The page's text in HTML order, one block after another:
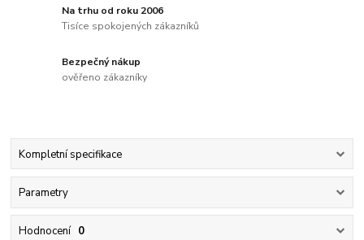
Na trhu od roku 2006
Tisíce spokojených zákazníků
Bezpečný nákup
ověřeno zákazníky
Kompletní specifikace
Parametry
Hodnocení 0